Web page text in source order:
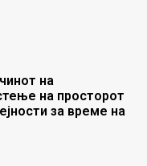
на
на просторот
за време на